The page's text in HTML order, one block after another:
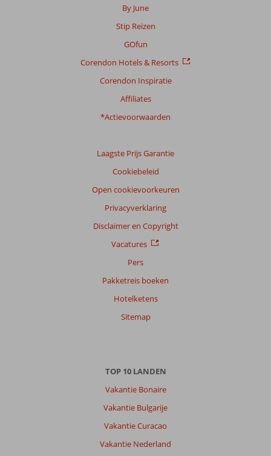
By June
Stip Reizen
GOfun
Corendon Hotels & Resorts
Corendon Inspiratie
Affiliates
*Actievoorwaarden
Laagste Prijs Garantie
Cookiebeleid
Open cookievoorkeuren
Privacyverklaring
Disclaimer en Copyright
Vacatures
Pers
Pakketreis boeken
Hotelketens
Sitemap
TOP 10 LANDEN
Vakantie Bonaire
Vakantie Bulgarije
Vakantie Curacao
Vakantie Nederland